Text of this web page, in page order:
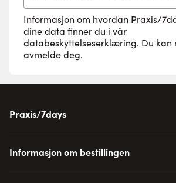
Informasjon om hvordan Praxis/
dine data finner du i vår
databeskyttelseserklæring. Du kan
avmelde deg.
Praxis/7days
Informasjon om bestillingen